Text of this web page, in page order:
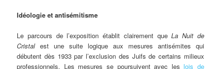
Idéologie et antisémitisme
Le parcours de l’exposition établit clairement queLa Nuit de
Cristalest une suite logique aux mesures antisémites qui
débutent dès 1933 par l’exclusion des Juifs de certains milieux
professionnels. Les mesures se poursuivent avec leslois de